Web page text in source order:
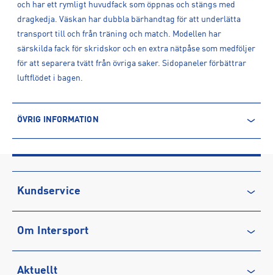
och har ett rymligt huvudfack som öppnas och stängs med
dragkedja. Väskan har dubbla bärhandtag för att underlätta
transport till och från träning och match. Modellen har
särskilda fack för skridskor och en extra nätpåse som medföljer
för att separera tvätt från övriga saker. Sidopaneler förbättrar
luftflödet i bagen.
ÖVRIG INFORMATION
Produktnummer: 1595567
Leverantörens produktnummer: B51037NA
Artikelnummer: 159556701-Black
Tillverkaradress
Kontakt tillverkare: https://ccmhockey.com/sv-
se/homepage.html
Kundservice
Vanliga frågor & svar
Köpvillkor
Om Intersport
Aktuellt